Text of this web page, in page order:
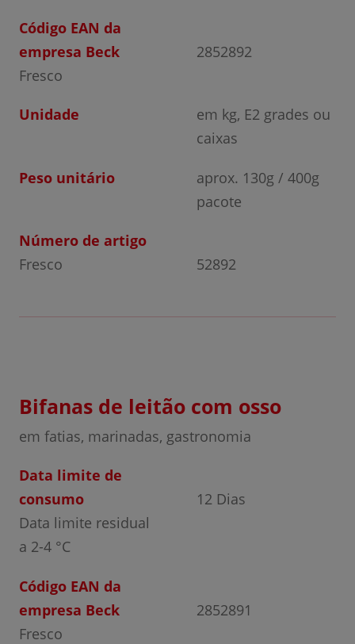
Código EAN da
empresa Beck
Fresco
2852892
Unidade
em kg, E2 grades ou
caixas
Peso unitário
aprox. 130g / 400g
pacote
Número de artigo
Fresco
52892
Bifanas de leitão com osso
em fatias, marinadas, gastronomia
Data limite de
consumo
Data limite residual
a 2-4 °C
12 Dias
Código EAN da
empresa Beck
Fresco
2852891